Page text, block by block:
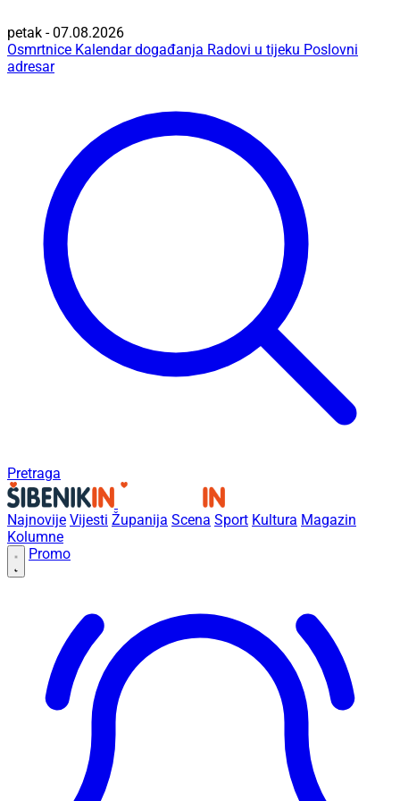
petak - 07.08.2026
Osmrtnice Kalendar događanja Radovi u tijeku Poslovni
adresar
Pretraga
Najnovije Vijesti Županija Scena Sport Kultura Magazin
Kolumne
Promo